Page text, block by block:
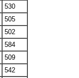
530
505
502
584
509
542